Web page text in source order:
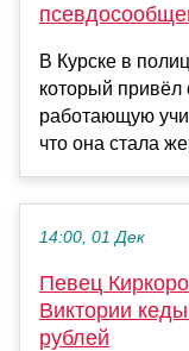
В Курске в
который
работающую
что она стала
14:00, 01 Дек
Певец
Виктории
рублей